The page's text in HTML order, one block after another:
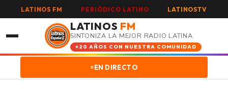
LATINOS FM PERIÓDICO LATINO LATINOSTV
LATINOS FM
SINTONIZA LA MEJOR RADIO LATINA
+20 AÑOS CON NUESTRA COMUNIDAD
EN DIRECTO